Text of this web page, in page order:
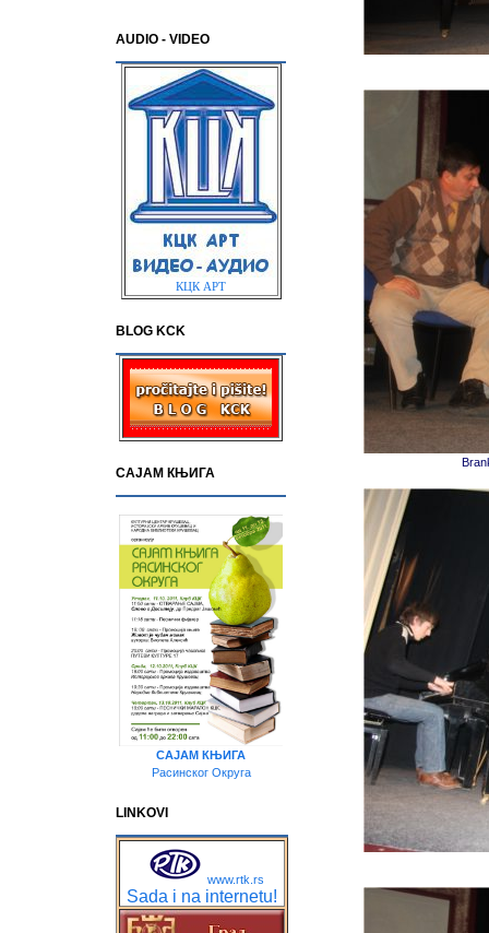
AUDIO - VIDEO
КЦК АРТ
BLOG KCK
САЈАМ КЊИГА
САЈАМ КЊИГА
Расинског Округа
LINKOVI
www.rtk.rs
Sada i na internetu!